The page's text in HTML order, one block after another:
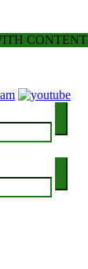
CONTENT